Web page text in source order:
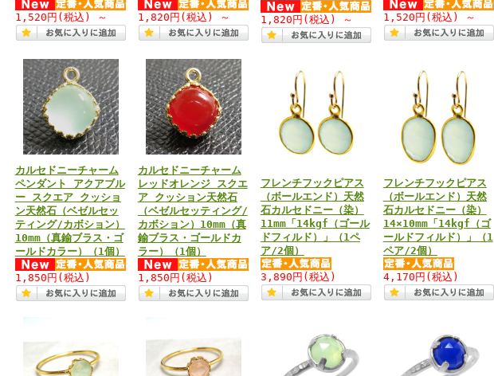
1,520円 (税込) ～ 1,820円 (税込) ～ 1,820円 (税込) ～ 1,520円 (税込) ～
カルセドニーチャーム
ペンダント アクアブル
ー スクエア クッショ
ン天然石（ベゼルセッ
ティング/カボション）
10mm（真鍮ブラス・ゴ
ールドカラー）（1個）
1,850円 (税込)
カルセドニーチャーム
レッドオレンジ スクエ
ア クッション天然石
（ベゼルセッティング/
カボション）10mm（真
鍮ブラス・ゴールドカ
ラー）（1個）
1,850円 (税込)
フレンチフックピアス
（ボールエンド）天然
石カルセドニー（染）
11mm「14kgf（ゴール
ドフィルド）」（1ペ
ア/2個）
3,890円 (税込)
フレンチフックピアス
（ボールエンド）天然
石カルセドニー（染）
14×10mm「14kgf（ゴ
ールドフィルド）」（1
ペア/2個）
4,170円 (税込)